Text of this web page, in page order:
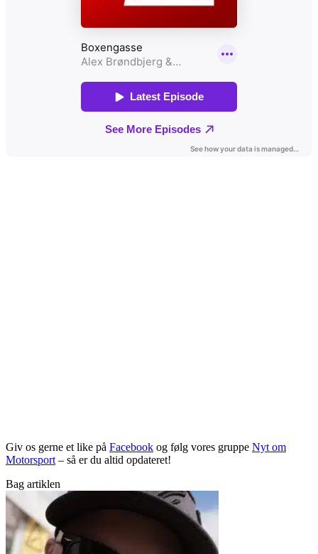
Giv os gerne et like på Facebook og følg vores gruppe Nyt om
Motorsport – så er du altid opdateret!
Bag artiklen